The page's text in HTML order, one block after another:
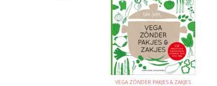
VEGA ZÓNDER PAKJES & ZAKJES